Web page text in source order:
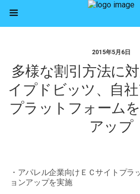
2015年5月6日
多様な割引方法に
イプドビッツ、自
プラットフォーム
アップ
・アパレル企業向けＥＣサイトプラ
ョンアップを実施